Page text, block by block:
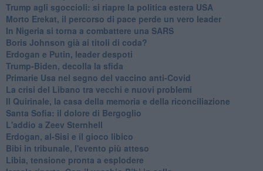
Trump agli sgoccioli: si riapre la politica estera USA
Morto Erekat, il percorso di pace perde un vero leader
In Nigeria si torna a combattere una SARS
Boris Johnson già ai titoli di coda?
Erdogan e Putin, leader despoti
Trump-Biden, decolla la sfida
Primarie Usa nel segno del vaccino anti-Covid
La crisi del Libano tra vecchi e nuovi problemi
Il Quirinale, la casa della memoria e della riconciliazione
Santa Sofia: il dolore di Bergoglio
L'addio a ​Zeev Sternhell
Erdogan, al-Sisi e il gioco libico
Bibi in tribunale, l'evento più atteso
Libia, tensione pronta a esplodere